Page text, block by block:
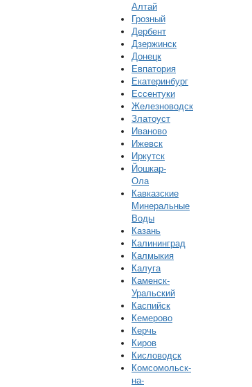
Алтай
Грозный
Дербент
Дзержинск
Донецк
Евпатория
Екатеринбург
Ессентуки
Железноводск
Златоуст
Иваново
Ижевск
Иркутск
Йошкар-
Ола
Кавказские
Минеральные
Воды
Казань
Калининград
Калмыкия
Калуга
Каменск-
Уральский
Каспийск
Кемерово
Керчь
Киров
Кисловодск
Комсомольск-
на-